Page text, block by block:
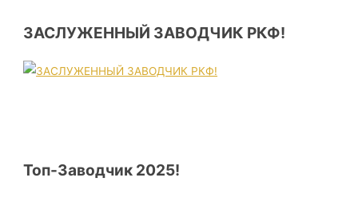
ЗАСЛУЖЕННЫЙ ЗАВОДЧИК РКФ!
Топ-Заводчик 2025!